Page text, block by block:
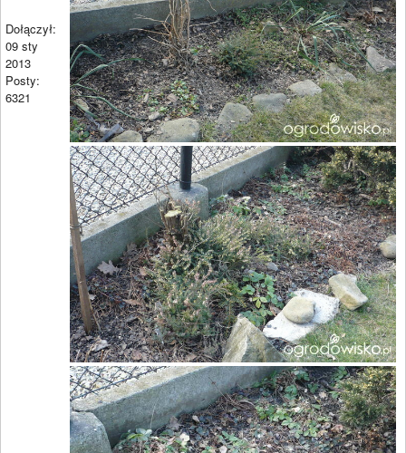
Dołączył:
09 sty
2013
Posty:
6321